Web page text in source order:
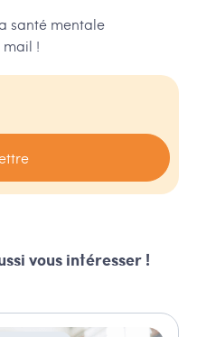
santé mentale
!
vous intéresser !